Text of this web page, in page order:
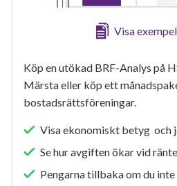
Visa
Köp en utökad BRF-Analys på
Märsta eller köp ett
bostadsrättsföreningar.
Visa ekonomiskt betyg och
Se hur avgiften ökar vid
Pengarna tillbaka om du